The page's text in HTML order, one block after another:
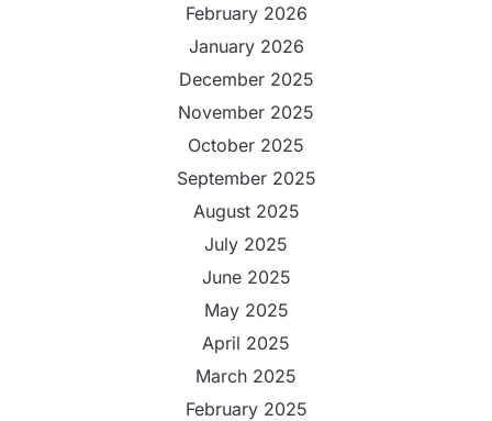
February 2026
January 2026
December 2025
November 2025
October 2025
September 2025
August 2025
July 2025
June 2025
May 2025
April 2025
March 2025
February 2025